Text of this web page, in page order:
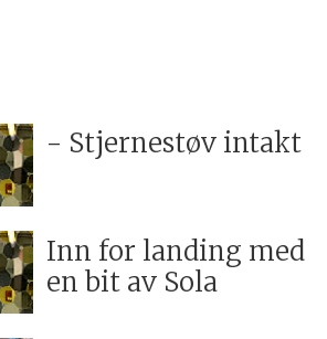
- Stjernestøv intakt
Inn for landing med
en bit av Sola